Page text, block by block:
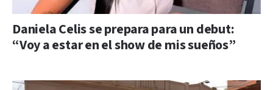
Daniela Celis se prepara para un debut:
“Voy a estar en el show de mis sueños”